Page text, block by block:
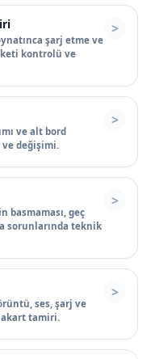
şarj etme ve
kontrolü ve
ve alt bord
değişimi.
basmaması, geç
sorunlarında teknik
ses, şarj ve
tamiri.